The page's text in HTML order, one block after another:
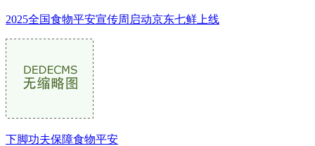
2025全国食物平安宣传周启动京东七鲜上线
下脚功夫保障食物平安